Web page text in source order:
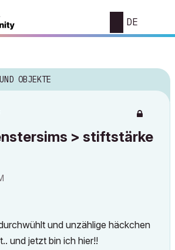
DE
OBJEKTE
> stiftstärke
und unzählige häckchen
und jetzt bin ich hier!!